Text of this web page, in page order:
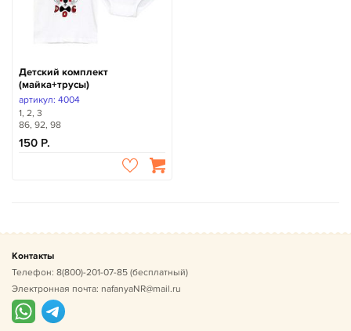
Детский комплект
(майка+трусы)
артикул: 4004
1, 2, 3
86, 92, 98
150
Контакты
Телефон: 8(800)-201-07-85 (бесплатный)
Электронная почта: nafanyaNR@mail.ru